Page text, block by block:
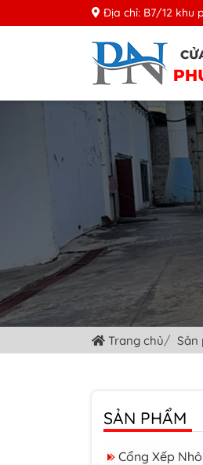
Địa chỉ: B7/12 khu
Trang chủ Sản
SẢN PHẨM
Cổng Xếp